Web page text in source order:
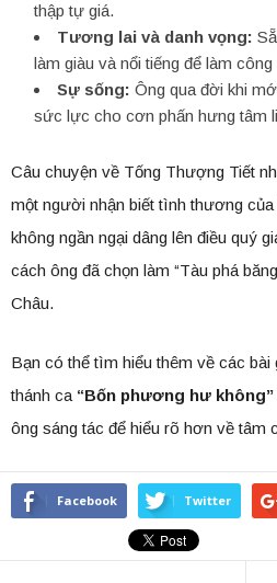
thập tự giá.
Tương lai và danh vọng:
làm giàu và nổi tiếng để làm
Sự sống: Ông qua đời khi
sức lực cho cơn phấn hưng tâm
Câu chuyện về Tống Thượng Tiết
một người nhận biết tình thương
không ngần ngại dâng lên điều quý
cách ông đã chọn làm “Tàu phá
Châu.
Bạn có thể tìm hiểu thêm về các bài
thánh ca “Bốn phương hư không”
ông sáng tác để hiểu rõ hơn về tâm
Facebook Twitter